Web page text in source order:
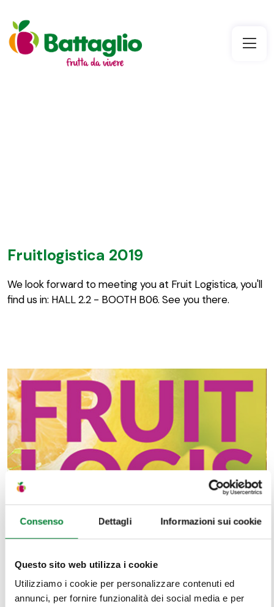
Consenso Dettagli Informazioni sui cookie
Questo sito web utilizza i cookie
Utilizziamo i cookie per personalizzare contenuti ed
annunci, per fornire funzionalità dei social media e per
Fruitlogistica 2019
We look forward to meeting you at Fruit Logistica, you'll
find us in: HALL 2.2 - BOOTH B06. See you there.